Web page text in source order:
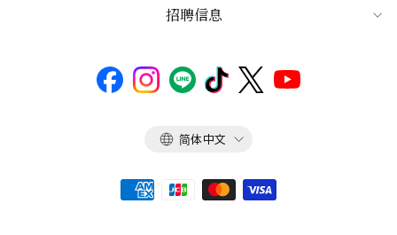
招聘信息
语
简体中文